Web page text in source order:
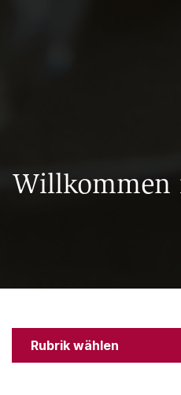
Willkommen
Rubrik wählen